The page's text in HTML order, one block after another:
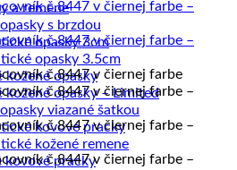
a remene
s brzdou
opasky 3cm
opasky 3.5cm
kožené opasky
kožené opasky – Limited
viazané šatkou
kovové pracky
kožené remene
kovové pracky